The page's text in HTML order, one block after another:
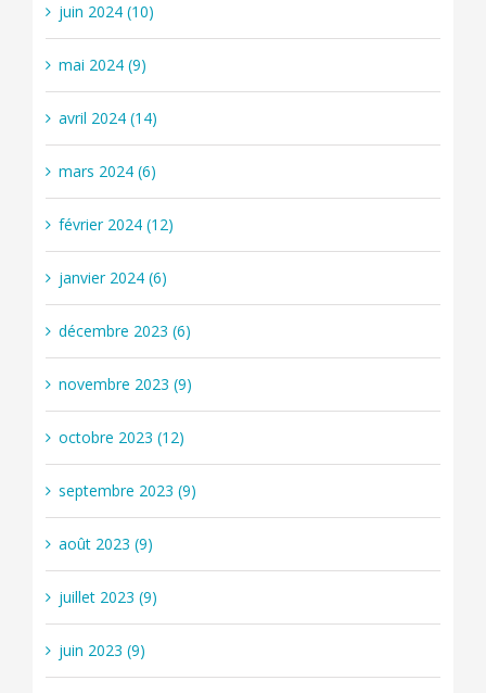
juin 2024 (10)
mai 2024 (9)
avril 2024 (14)
mars 2024 (6)
février 2024 (12)
janvier 2024 (6)
décembre 2023 (6)
novembre 2023 (9)
octobre 2023 (12)
septembre 2023 (9)
août 2023 (9)
juillet 2023 (9)
juin 2023 (9)